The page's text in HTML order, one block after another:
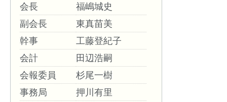
会長
福嶋城史
副会長
東真苗美
幹事
工藤登紀子
会計
田辺浩嗣
会報委員
杉尾一樹
事務局
押川有里